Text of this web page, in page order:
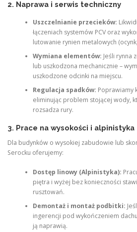
2. Naprawa i serwis techniczny
Uszczelnianie przecieków:
łączeniach systemów PCV oraz
lutowanie rynien metalowych
Wymiana elementów: Jeśli rynna
lub uszkodzona mechanicznie –
uszkodzone odcinki na miejscu.
Regulacja spadków: Poprawiamy
eliminując problem stojącej wody,
rozsadza rury.
3. Prace na wysokości i alpinistyka
Dla budynków o wysokiej zabudowie lub
Serocku oferujemy:
Dostęp linowy (Alpinistyka):
piętra i wyżej bez konieczności
rusztowań.
Demontaż i montaż podbitki:
ingerencji pod wykończeniem
ją naprawią.